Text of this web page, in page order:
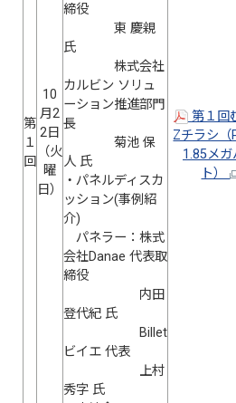
第
１
回
10
月2
2日
（火
曜
日）
締役
東 慶親
氏
株式会社
カルビン ソリュ
ーション推進部門
長
菊池 保
人 氏
・パネルディスカ
ッション(事例紹
介)
パネラー：株式
会社Danae 代表取
締役
内田
登代紀 氏
Billet
ビイエ 代表
上村
秀字 氏
第１回
Zチラシ（
1.85メガ
ト）